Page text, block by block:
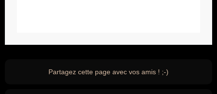
Partagez cette page avec vos amis ! ;-)